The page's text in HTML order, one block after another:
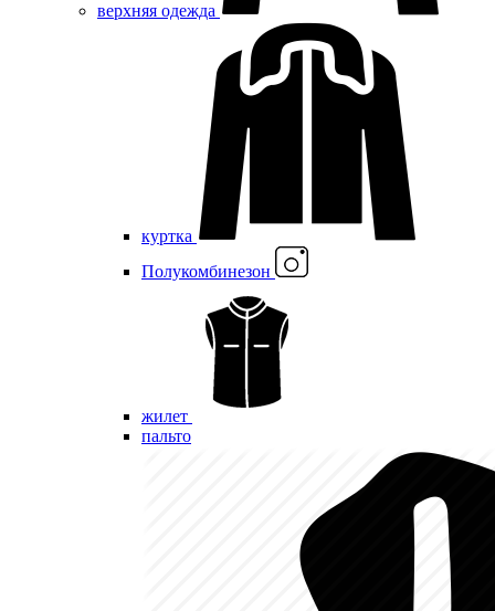
верхняя одежда
куртка
Полукомбинезон
жилет
пальто